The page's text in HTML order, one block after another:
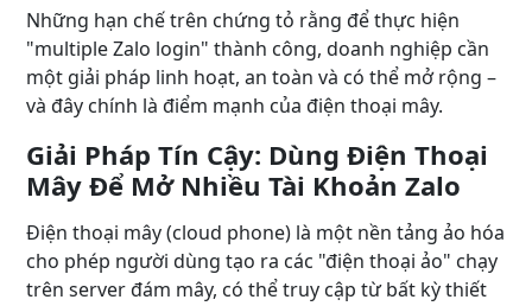
Những hạn chế trên chứng tỏ rằng để thực hiện
"multiple Zalo login" thành công, doanh nghiệp cần
một giải pháp linh hoạt, an toàn và có thể mở rộng –
và đây chính là điểm mạnh của điện thoại mây.
Giải Pháp Tín Cậy: Dùng Điện Thoại
Mây Để Mở Nhiều Tài Khoản Zalo
Điện thoại mây (cloud phone) là một nền tảng ảo hóa
cho phép người dùng tạo ra các "điện thoại ảo" chạy
trên server đám mây, có thể truy cập từ bất kỳ thiết